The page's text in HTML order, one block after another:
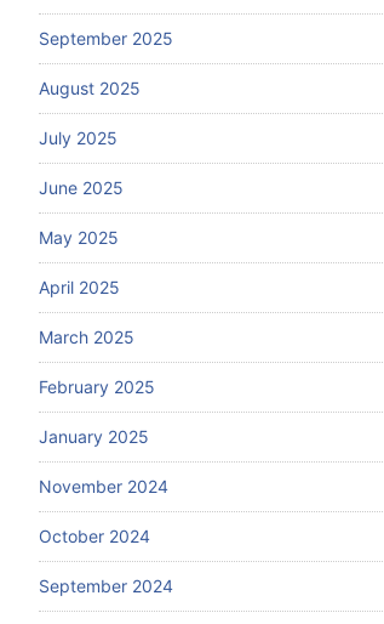
September 2025
August 2025
July 2025
June 2025
May 2025
April 2025
March 2025
February 2025
January 2025
November 2024
October 2024
September 2024